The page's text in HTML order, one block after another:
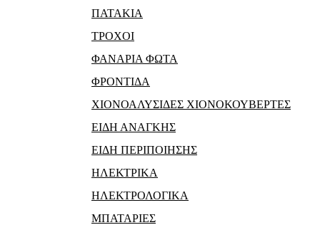
ΠΑΤΑΚΙΑ
ΤΡΟΧΟΙ
ΦΑΝΑΡΙΑ ΦΩΤΑ
ΦΡΟΝΤΙΔΑ
ΧΙΟΝΟΑΛΥΣΙΔΕΣ ΧΙΟΝΟΚΟΥΒΕΡΤΕΣ
ΕΙΔΗ ΑΝΑΓΚΗΣ
ΕΙΔΗ ΠΕΡΙΠΟΙΗΣΗΣ
ΗΛΕΚΤΡΙΚΑ
ΗΛΕΚΤΡΟΛΟΓΙΚΑ
ΜΠΑΤΑΡΙΕΣ